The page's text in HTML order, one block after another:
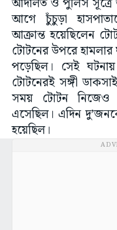
আগে চুঁচুড়া
আক্রান্ত হয়েছিলেন
টোটনের উপরে হামলার
পড়েছিল। সেই
টোটনেরই সঙ্গী
সময় টোটন
এসেছিল। এদিন
হয়েছিল।